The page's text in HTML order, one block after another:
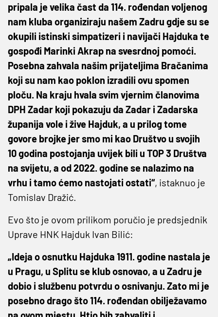
pripala je velika čast da 114. rođendan voljenog
nam kluba organiziraju našem Zadru gdje su se
okupili istinski simpatizeri i navijači Hajduka te
gospođi Marinki Akrap na svesrdnoj pomoći.
Posebna zahvala našim prijateljima Bračanima
koji su nam kao poklon izradili ovu spomen
ploču. Na kraju hvala svim vjernim članovima
DPH Zadar koji pokazuju da Zadar i Zadarska
županija vole i žive Hajduk, a u prilog tome
govore brojke jer smo mi kao Društvo u svojih
10 godina postojanja uvijek bili u TOP 3 Društva
na svijetu, a od 2022. godine se nalazimo na
vrhu i tamo ćemo nastojati ostati“, istaknuo je
Tomislav Dražić.
Evo što je ovom prilikom poručio je predsjednik
Uprave HNK Hajduk Ivan Bilić:
„Ideja o osnutku Hajduka 1911. godine nastala je
u Pragu, u Splitu se klub osnovao, a u Zadru je
dobio i službenu potvrdu o osnivanju. Zato mi je
posebno drago što 114. rođendan obilježavamo